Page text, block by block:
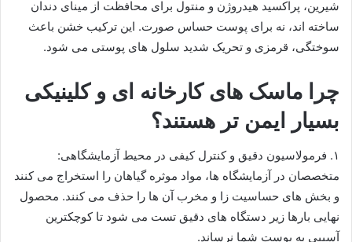
شیرین، پراکسید هیدروژن و منتول برای محافظت از مینای دندان
ساخته اند، نه برای پوست حساس صورت. این ترکیب خشن باعث
سوختگی، قرمزی و تحریک شدید سلول های پوستی می شود.
​چرا ماسک های کارخانه ای و کلینیکی
بسیار ایمن تر هستند؟
۱. ​فرمولاسیون دقیق و کنترل کیفی در محیط آزمایشگاهی: ​
متخصصان در آزمایشگاه ها، مواد موثره گیاهان را استخراج می کنند
و بخش های حساسیت زا و مخرب آن ها را حذف می کنند. محصول
نهایی بارها زیر دستگاه های دقیق تست می شود تا کوچکترین
آسیبی به پوست شما نرساند.